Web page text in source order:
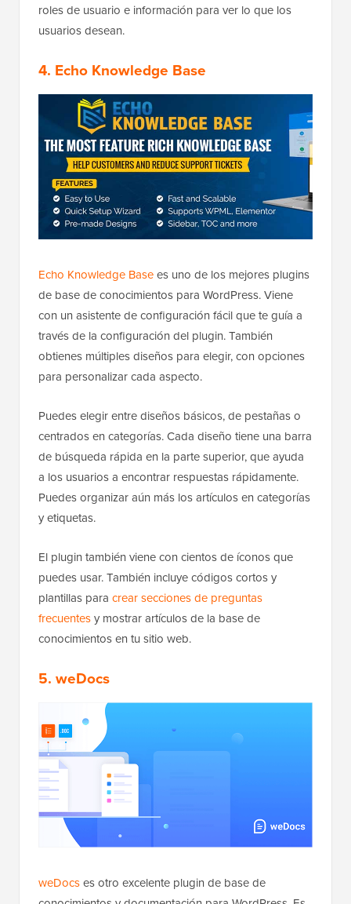
roles de usuario e información para ver lo que los
usuarios desean.
4. Echo Knowledge Base
Echo Knowledge Basees uno de los mejores plugins
de base de conocimientos para WordPress. Viene
con un asistente de configuración fácil que te guía a
través de la configuración del plugin. También
obtienes múltiples diseños para elegir, con opciones
para personalizar cada aspecto.
Puedes elegir entre diseños básicos, de pestañas o
centrados en categorías. Cada diseño tiene una barra
de búsqueda rápida en la parte superior, que ayuda
a los usuarios a encontrar respuestas rápidamente.
Puedes organizar aún más los artículos en categorías
y etiquetas.
El plugin también viene con cientos de íconos que
puedes usar. También incluye códigos cortos y
plantillas para crear secciones de preguntas
frecuentesy mostrar artículos de la base de
conocimientos en tu sitio web.
5. weDocs
weDocses otro excelente plugin de base de